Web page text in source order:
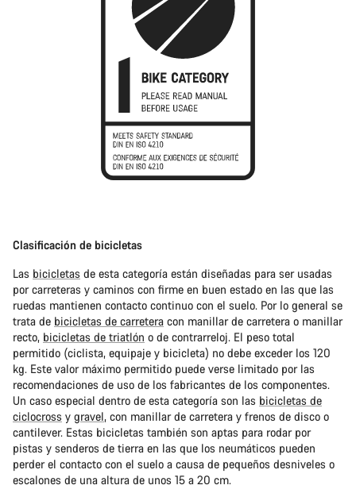
Clasificación de bicicletas
Las bicicletas de esta categoría están diseñadas para ser usadas
por carreteras y caminos con firme en buen estado en las que las
ruedas mantienen contacto continuo con el suelo. Por lo general se
trata de bicicletas de carretera con manillar de carretera o manillar
recto, bicicletas de triatlón o de contrarreloj. El peso total
permitido (ciclista, equipaje y bicicleta) no debe exceder los 120
kg. Este valor máximo permitido puede verse limitado por las
recomendaciones de uso de los fabricantes de los componentes.
Un caso especial dentro de esta categoría son las bicicletas de
ciclocross y gravel, con manillar de carretera y frenos de disco o
cantilever. Estas bicicletas también son aptas para rodar por
pistas y senderos de tierra en las que los neumáticos pueden
perder el contacto con el suelo a causa de pequeños desniveles o
escalones de una altura de unos 15 a 20 cm.